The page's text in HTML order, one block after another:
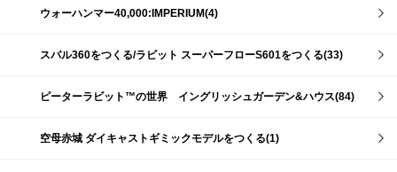
ウォーハンマー40,000:IMPERIUM(4)
スバル360をつくる/ラビット スーパーフローS601をつくる(33)
ピーターラビット™の世界 イングリッシュガーデン&ハウス(84)
空母赤城 ダイキャストギミックモデルをつくる(1)